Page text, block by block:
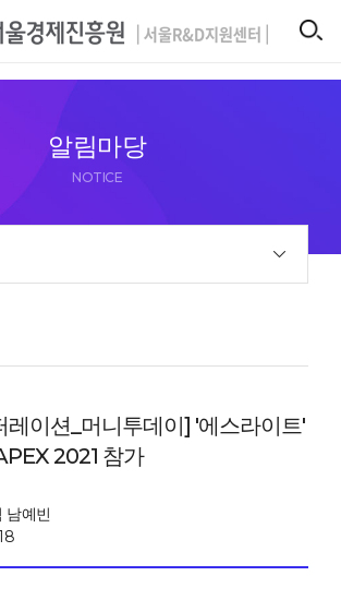
알림마당
NOTICE
레이션_머니투데이] '에스라이트'
2021 참가
남예빈